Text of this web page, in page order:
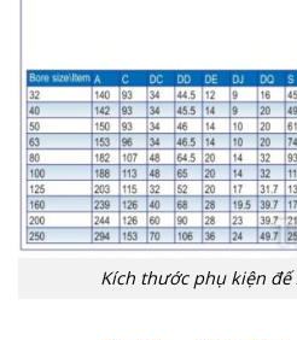
Kích thước phụ kiện đế